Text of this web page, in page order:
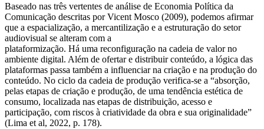
Baseado nas três vertentes de análise de Economia Política da
Comunicação descritas por Vicent Mosco (2009), podemos afirmar
que a espacialização, a mercantilização e a estruturação do setor
audiovisual se alteram com a
plataformização. Há uma reconfiguração na cadeia de valor no
ambiente digital. Além de ofertar e distribuir conteúdo, a lógica das
plataformas passa também a influenciar na criação e na produção do
conteúdo. No ciclo da cadeia de produção verifica-se a “absorção,
pelas etapas de criação e produção, de uma tendência estética de
consumo, localizada nas etapas de distribuição, acesso e
participação, com riscos à criatividade da obra e sua originalidade”
(Lima et al, 2022, p. 178).